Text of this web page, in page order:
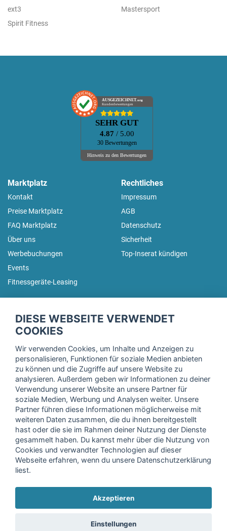
ext3
Mastersport
Spirit Fitness
AUSGEZEICHNET .org
Kundenbewertungen
SEHR GUT
4.87 / 5.00
30 Bewertungen
Hinweis zu den Bewertungen
Marktplatz
Kontakt
Preise Marktplatz
FAQ Marktplatz
Über uns
Werbebuchungen
Events
Fitnessgeräte-Leasing
Rechtliches
Impressum
AGB
Datenschutz
Sicherheit
Top-Inserat kündigen
Trage dich hier für unseren Newsletter ein und erhalte regelmäßig
Ich stimme der Verarbeitung meiner Daten, wie in der
Einwilligungserklärungder fitnessmarkt.de services GmbH
beschrieben, zu und bestätige, dass ich das 16. Lebensjahr
vollendet habe. Ich kann diese Einwilligung jederzeit mit
Wirkung für die Zukunft widerrufen. Weitere Informationen
finden Sie in unsererDatenschutzerklärung.
Copyright © 2026 fitnessmarkt.de services GmbH
DIESE WEBSEITE VERWENDET
COOKIES
Wir verwenden Cookies, um Inhalte und Anzeigen zu
personalisieren, Funktionen für soziale Medien anbieten
zu können und die Zugriffe auf unsere Website zu
analysieren. Außerdem geben wir Informationen zu deiner
Verwendung unserer Website an unsere Partner für
soziale Medien, Werbung und Analysen weiter. Unsere
Partner führen diese Informationen möglicherweise mit
weiteren Daten zusammen, die du ihnen bereitgestellt
hast oder die sie im Rahmen deiner Nutzung der Dienste
gesammelt haben. Du kannst mehr über die Nutzung von
Cookies und verwandter Technologien auf dieser
Webseite erfahren, wenn du unsere Datenschutzerklärung
liest.
Akzeptieren
Einstellungen